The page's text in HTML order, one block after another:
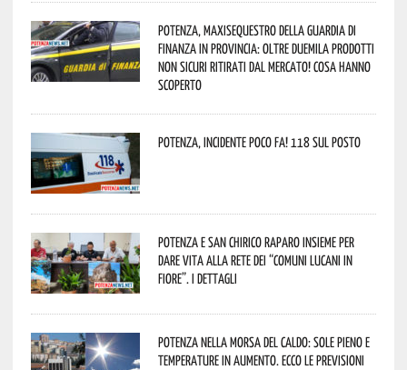
Potenza, maxisequestro della Guardia di
Finanza in provincia: oltre duemila prodotti
non sicuri ritirati dal mercato! Cosa hanno
scoperto
Potenza, incidente poco fa! 118 sul posto
Potenza e San Chirico Raparo insieme per
dare vita alla rete dei “Comuni Lucani in
Fiore”. I dettagli
Potenza nella morsa del caldo: sole pieno e
temperature in aumento. Ecco le previsioni